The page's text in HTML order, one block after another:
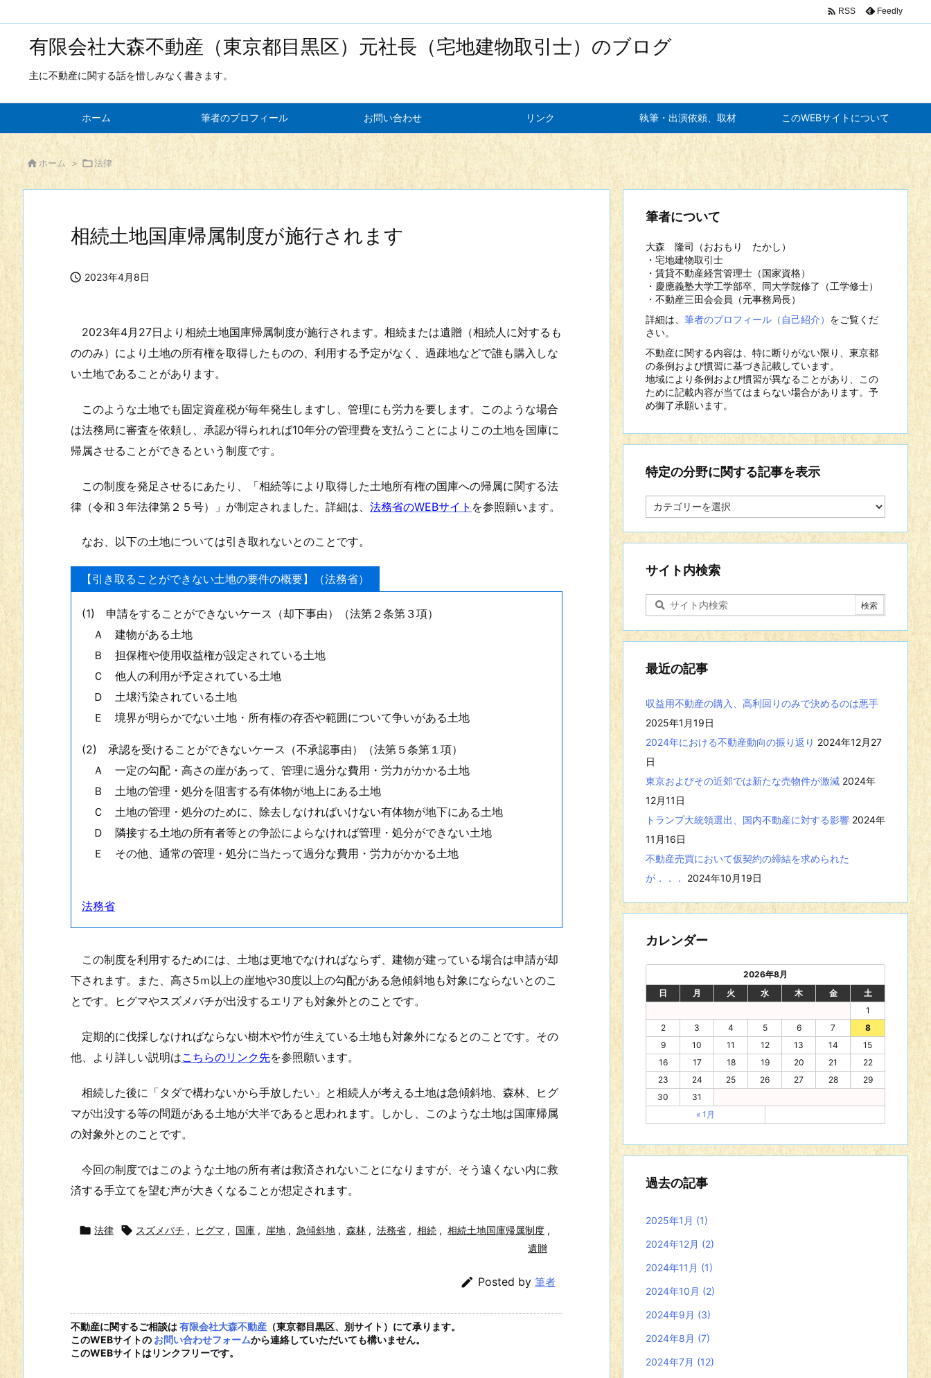
有限会社大森不動産（東京都目黒区）元社長（宅地建物取引士）のブログ
主に不動産に関する話を惜しみなく書きます。
ホーム 筆者のプロフィール お問い合わせ リンク 執筆・出演依頼、取材 このWEBサイトについて
 RSS Feedly
ホーム > 法律
相続土地国庫帰属制度が施行されます
 2023年4月8日
2023年4月27日より相続土地国庫帰属制度が施行されます。相続または遺贈（相続人に対するも
ののみ）により土地の所有権を取得したものの、利用する予定がなく、過疎地などで誰も購入しな
い土地であることがあります。
このような土地でも固定資産税が毎年発生しますし、管理にも労力を要します。このような場合
は法務局に審査を依頼し、承認が得られれば10年分の管理費を支払うことによりこの土地を国庫に
帰属させることができるという制度です。
この制度を発足させるにあたり、「相続等により取得した土地所有権の国庫への帰属に関する法
律（令和３年法律第２５号）」が制定されました。詳細は、 法務省のWEBサイト を参照願います。
なお、以下の土地については引き取れないとのことです。
【引き取ることができない土地の要件の概要】（法務省）
(1) 申請をすることができないケース（却下事由）（法第２条第３項）
Ａ 建物がある土地
Ｂ 担保権や使用収益権が設定されている土地
Ｃ 他人の利用が予定されている土地
Ｄ 土壌汚染されている土地
Ｅ 境界が明らかでない土地・所有権の存否や範囲について争いがある土地
(2) 承認を受けることができないケース（不承認事由）（法第５条第１項）
Ａ 一定の勾配・高さの崖があって、管理に過分な費用・労力がかかる土地
Ｂ 土地の管理・処分を阻害する有体物が地上にある土地
Ｃ 土地の管理・処分のために、除去しなければいけない有体物が地下にある土地
Ｄ 隣接する土地の所有者等との争訟によらなければ管理・処分ができない土地
Ｅ その他、通常の管理・処分に当たって過分な費用・労力がかかる土地
法務省
この制度を利用するためには、土地は更地でなければならず、建物が建っている場合は申請が却
下されます。また、高さ5ｍ以上の崖地や30度以上の勾配がある急傾斜地も対象にならないとのこ
とです。ヒグマやスズメバチが出没するエリアも対象外とのことです。
定期的に伐採しなければならない樹木や竹が生えている土地も対象外になるとのことです。その
他、より詳しい説明はこちらのリンク先を参照願います。
相続した後に「タダで構わないから手放したい」と相続人が考える土地は急傾斜地、森林、ヒグ
マが出没する等の問題がある土地が大半であると思われます。しかし、このような土地は国庫帰属
の対象外とのことです。
今回の制度ではこのような土地の所有者は救済されないことになりますが、そう遠くない内に救
済する手立てを望む声が大きくなることが想定されます。
 法律  スズメバチ , ヒグマ , 国庫 , 崖地 , 急傾斜地 , 森林 , 法務省 , 相続 , 相続土地国庫帰属制度 ,
遺贈
 Posted by 筆者
不動産に関するご相談は有限会社大森不動産 （東京都目黒区、別サイト）にて承ります。
このWEBサイトの お問い合わせフォームから連絡していただいても構いません。
このWEBサイトはリンクフリーです。
筆者について
大森 隆司（おおもり たかし）
・宅地建物取引士
・賃貸不動産経営管理士（国家資格）
・慶應義塾大学工学部卒、同大学院修了（工学修士）
・不動産三田会会員（元事務局長）
詳細は、 筆者のプロフィール（自己紹介） をご覧くだ
さい。
不動産に関する内容は、特に断りがない限り、東京都
の条例および慣習に基づき記載しています。
地域により条例および慣習が異なることがあり、この
ために記載内容が当てはまらない場合があります。予
め御了承願います。
特定の分野に関する記事を表示
定
分
に
関
す
記
事
を
示
サイト内検索
最近の記事
収益用不動産の購入、高利回りのみで決めるのは悪手
2025年1月19日
2024年における不動産動向の振り返り 2024年12月27
日
東京およびその近郊では新たな売物件が激減 2024年
12月11日
トランプ大統領選出、国内不動産に対する影響 2024年
11月16日
不動産売買において仮契約の締結を求められた
が．．．
2024年10月19日
カレンダー
2026年8月
日
月 火 水 木 金
土
1
2
3 4 5 6 7
8
9
10 11 12 13 14
15
16
17 18 19 20 21
22
23
24 25 26 27 28
29
30
31
« 1月
過去の記事
2025年1月 (1)
2024年12月 (2)
2024年11月 (1)
2024年10月 (2)
2024年9月 (3)
2024年8月 (7)
2024年7月 (12)